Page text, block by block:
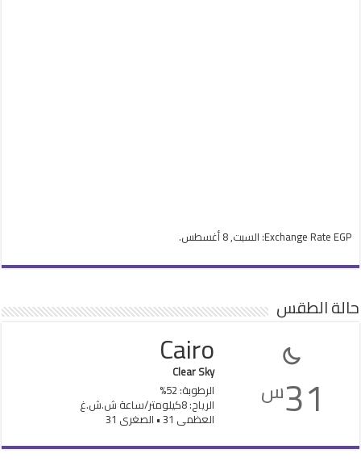
Exchange Rate EGP : السبت, 8 أغسطس.
حالة الطقس
31س
Cairo
Clear Sky
الرطوبة: 52%
الرياح: 8كيلومتر/ساعة ش.ش.غ
العظمى 31 • الصغرى 31